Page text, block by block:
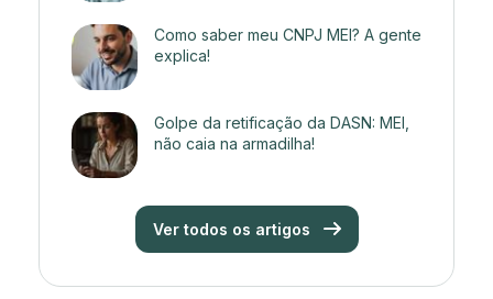
Como saber meu CNPJ MEI? A gente
explica!
Golpe da retificação da DASN: MEI,
não caia na armadilha!
Ver todos os artigos